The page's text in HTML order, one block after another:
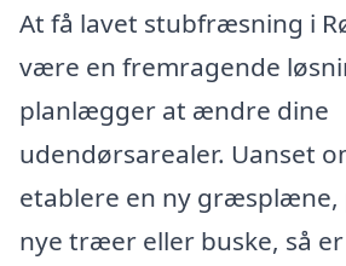
At få lavet stubfræsning i
være en fremragende
planlægger at ændre dine
udendørsarealer. Uanset
etablere en ny græsplæne,
nye træer eller buske, så